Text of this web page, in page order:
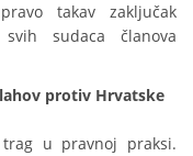
takav zaključak
sudaca članova
protiv Hrvatske
u pravnoj praksi.